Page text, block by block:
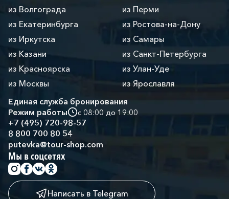
из Волгограда
из Екатеринбурга
из Иркутска
из Казани
из Красноярска
из Москвы
из Перми
из Ростова-на-Дону
из Самары
из Санкт-Петербурга
из Улан-Уде
из Ярославля
Единая служба бронирования
Режим работы
с 08:00 до 19:00
+7 (495) 720-98-57
8 800 700 80 54
putevka@tour-shop.com
Мы в соцсетях
Написать в Telegram